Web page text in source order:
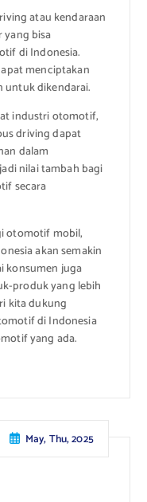
atau kendaraan
bisa
di Indonesia.
menciptakan
untuk dikendarai.
industri otomotif,
driving dapat
dalam
nilai tambah bagi
secara
otomotif mobil,
akan semakin
konsumen juga
produk yang lebih
kita dukung
di Indonesia
yang ada.
May, Thu, 2025